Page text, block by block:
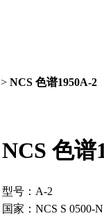
> NCS 色谱1950A-2
NCS 色谱
型号：A-2
国家：NCS S 0500-N